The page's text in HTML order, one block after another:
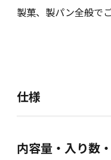
製菓、製パン全般で
仕様
内容量・入り数